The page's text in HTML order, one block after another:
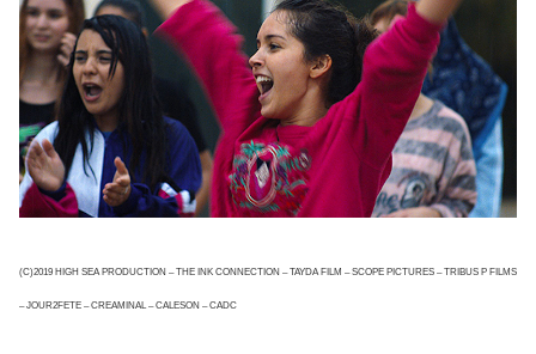
(C)2019 HIGH SEA PRODUCTION – THE INK CONNECTION – TAYDA FILM – SCOPE PICTURES – TRIBUS P FILMS
– JOUR2FETE – CREAMINAL – CALESON – CADC